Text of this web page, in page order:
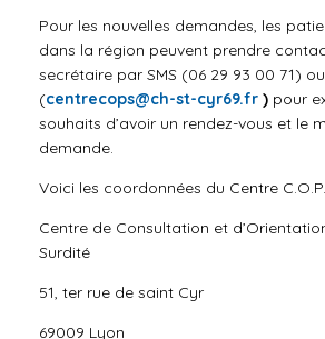
Pour les nouvelles demandes, les
dans la région peuvent prendre
secrétaire par SMS (06 29 93 00 71)
(centrecops@ch-st-cyr69.fr ) pour
souhaits d’avoir un rendez-vous et le
demande.
Voici les coordonnées du Centre
Centre de Consultation et
Surdité
51, ter rue de saint Cyr
69009 Lyon